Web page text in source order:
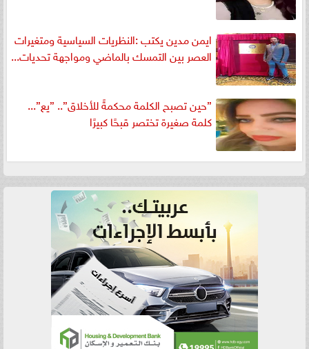
ايمن مدين يكتب :النظريات السياسية ومتغيرات
العصر بين التمسك بالماضي ومواجهة تحديات...
”حين تصبح الكلمة محكمةً للأخلاق”.. ”يع”...
كلمة صغيرة تختصر قبحًا كبيرًا